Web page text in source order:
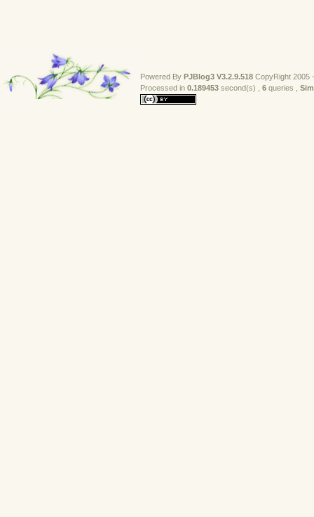
Powered By PJBlog3 V3.2.9.518 CopyRight 2005
Processed in 0.189453 second(s) , 6 queries ,